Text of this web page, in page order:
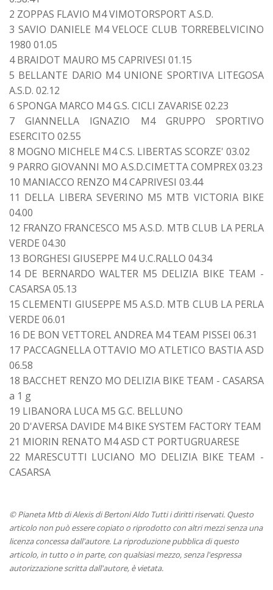
2 ZOPPAS FLAVIO M4 VIMOTORSPORT A.S.D.
3 SAVIO DANIELE M4 VELOCE CLUB TORREBELVICINO
1980 01.05
4 BRAIDOT MAURO M5 CAPRIVESI 01.15
5 BELLANTE DARIO M4 UNIONE SPORTIVA LITEGOSA
A.S.D. 02.12
6 SPONGA MARCO M4 G.S. CICLI ZAVARISE 02.23
7 GIANNELLA IGNAZIO M4 GRUPPO SPORTIVO
ESERCITO 02.55
8 MOGNO MICHELE M4 C.S. LIBERTAS SCORZE' 03.02
9 PARRO GIOVANNI MO A.S.D.CIMETTA COMPREX 03.23
10 MANIACCO RENZO M4 CAPRIVESI 03.44
11 DELLA LIBERA SEVERINO M5 MTB VICTORIA BIKE
04.00
12 FRANZO FRANCESCO M5 A.S.D. MTB CLUB LA PERLA
VERDE 04.30
13 BORGHESI GIUSEPPE M4 U.C.RALLO 04.34
14 DE BERNARDO WALTER M5 DELIZIA BIKE TEAM -
CASARSA 05.13
15 CLEMENTI GIUSEPPE M5 A.S.D. MTB CLUB LA PERLA
VERDE 06.01
16 DE BON VETTOREL ANDREA M4 TEAM PISSEI 06.31
17 PACCAGNELLA OTTAVIO MO ATLETICO BASTIA ASD
06.58
18 BACCHET RENZO MO DELIZIA BIKE TEAM - CASARSA
a 1 g
19 LIBANORA LUCA M5 G.C. BELLUNO
20 D'AVERSA DAVIDE M4 BIKE SYSTEM FACTORY TEAM
21 MIORIN RENATO M4 ASD CT PORTUGRUARESE
22 MARESCUTTI LUCIANO MO DELIZIA BIKE TEAM -
CASARSA
© Pianeta Mtb di Alexis di Bertoni Aldo Tutti i diritti riservati. Questo
articolo non può essere copiato o riprodotto con altri mezzi senza una
licenza concessa dall'autore. La riproduzione pubblica di questo
articolo, in tutto o in parte, con qualsiasi mezzo, senza l'espressa
autorizzazione scritta dall'autore, è vietata.